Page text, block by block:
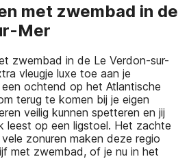
met zwembad in de
Mer
zwembad in de Le Verdon-sur-
vleugje luxe toe aan je
ochtend op het Atlantische
terug te komen bij je eigen
veilig kunnen spetteren en jij
leest op een ligstoel. Het zachte
zonuren maken deze regio
met zwembad, of je nu in het